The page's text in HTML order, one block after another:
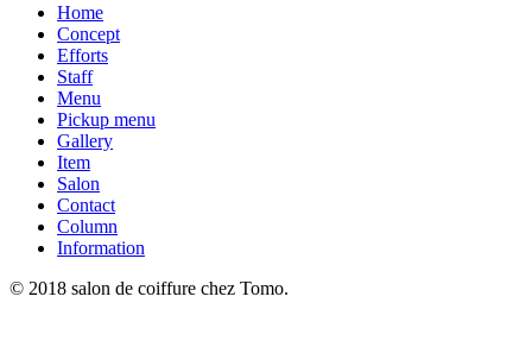
Home
Concept
Efforts
Staff
Menu
Pickup menu
Gallery
Item
Salon
Contact
Column
Information
© 2018 salon de coiffure chez Tomo.